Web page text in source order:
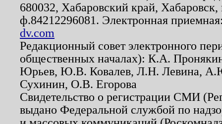
680032, Хабаровский край,
ф.84212296081. Электронная
dv.com
Редакционный совет электронного
общественных началах): К.А.
Юрьев, Ю.В. Ковалев, Л.Н. Левина,
Сухинин, О.В. Егорова
Свидетельство о регистрации СМИ
выдано Федеральной службой по